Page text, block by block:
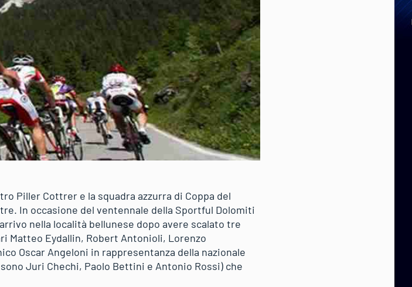
Piller Cottrer e la squadra azzurra di Coppa del
In occasione del ventennale della Sportful Dolomiti
nella località bellunese dopo avere scalato tre
Matteo Eydallin, Robert Antonioli, Lorenzo
Oscar Angeloni in rappresentanza della nazionale
Juri Chechi, Paolo Bettini e Antonio Rossi) che